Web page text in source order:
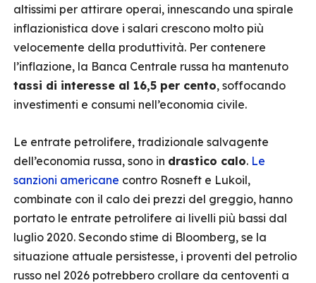
altissimi per attirare operai, innescando una spirale
inflazionistica dove i salari crescono molto più
velocemente della produttività. Per contenere
l’inflazione, la Banca Centrale russa ha mantenuto
tassi di interesse al 16,5 per cento, soffocando
investimenti e consumi nell’economia civile.
Le entrate petrolifere, tradizionale salvagente
dell’economia russa, sono in drastico calo. Le
sanzioni americane contro Rosneft e Lukoil,
combinate con il calo dei prezzi del greggio, hanno
portato le entrate petrolifere ai livelli più bassi dal
luglio 2020. Secondo stime di Bloomberg, se la
situazione attuale persistesse, i proventi del petrolio
russo nel 2026 potrebbero crollare da centoventi a